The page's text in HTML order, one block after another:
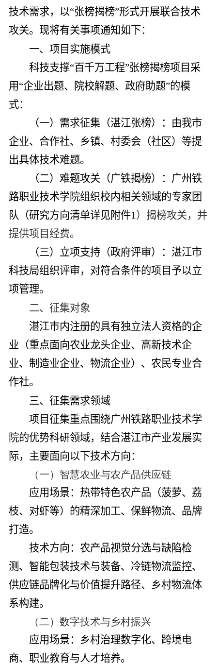
技术需求，以“张榜揭榜”形式开展联合技术
攻关。现将有关事项通知如下：
一、项目实施模式
科技支撑“百千万工程”张榜揭榜项目 采
用“企业出题、院校解题、政府助题”的模
式：
（一） 需求征集（湛江张榜）
：由我市
企业、合作社、乡镇、 村委会（社区） 等提
出具体技术难题。
（二） 难题攻关（广铁揭榜）
：广州铁
路职业技术学院组织校内相关领域的专家团
队（研究方向清单详见附件1 ）揭榜攻关，并
提供项目经费。
（三） 立项支持（政府评审）
：湛江市
科技局组织评审，对符合条件的项目予以立
项管理。
二、征集对象
湛江市内注册的具有独立法人资格的企
业（重点面向农业龙头企业、高新技术企
业、制造业企业、物流企业）、农民专业合
作社。
三、 征集需求领域
项目 征集重点围绕广州铁路职业技术学
院的优势科研领域，结合湛江市产业发展实
际，主要面向以下技术方向：
（一）智慧农业与农产品供应链
应用场景：热带特色农产品（菠萝、荔
枝、对虾等）的精深加工、保鲜物流、品牌
打造。
技术方向：农产品视觉分选与缺陷检
测、智能包装技术与装备、冷链物流监控、
供应链品牌化与价值提升路径、乡村物流体
系构建。
（二）数字技术与乡村振兴
应用场景：乡村治理数字化、跨境电
商、职业教育与人才培养。